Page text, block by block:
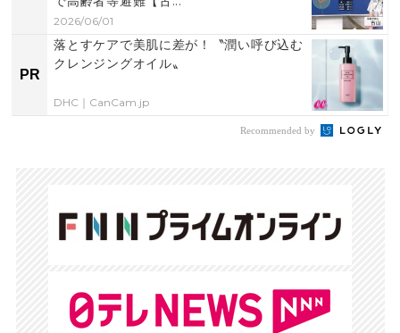
2026/06/01
PR
落とすケアで美肌に差が！〝潤い呼び込む
クレンジングオイル〟
DHC｜CanCam.jp
Recommended by